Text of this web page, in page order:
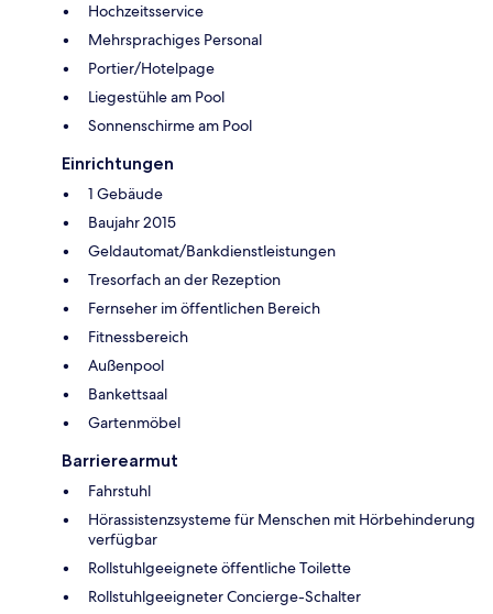
Hochzeitsservice
Mehrsprachiges Personal
Portier/Hotelpage
Liegestühle am Pool
Sonnenschirme am Pool
Einrichtungen
1 Gebäude
Baujahr 2015
Geldautomat/Bankdienstleistungen
Tresorfach an der Rezeption
Fernseher im öffentlichen Bereich
Fitnessbereich
Außenpool
Bankettsaal
Gartenmöbel
Barrierearmut
Fahrstuhl
Hörassistenzsysteme für Menschen mit Hörbehinderung
verfügbar
Rollstuhlgeeignete öffentliche Toilette
Rollstuhlgeeigneter Concierge-Schalter